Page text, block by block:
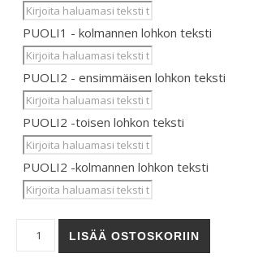
PUOLI1 - kolmannen lohkon teksti
PUOLI2 - ensimmäisen lohkon teksti
PUOLI2 -toisen lohkon teksti
PUOLI2 -kolmannen lohkon teksti
LÄPSÄ-ovenkahvakyltti (käännettävä) määrä
LISÄÄ OSTOSKORIIN